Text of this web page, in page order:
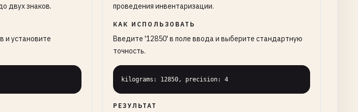
двух знаков.
и установите
проведения инвентаризации.
КАК ИСПОЛЬЗОВАТЬ
Введите '12850' в поле ввода и выберите стандартную
точность.
kilograms: 12850, precision: 4
РЕЗУЛЬТАТ